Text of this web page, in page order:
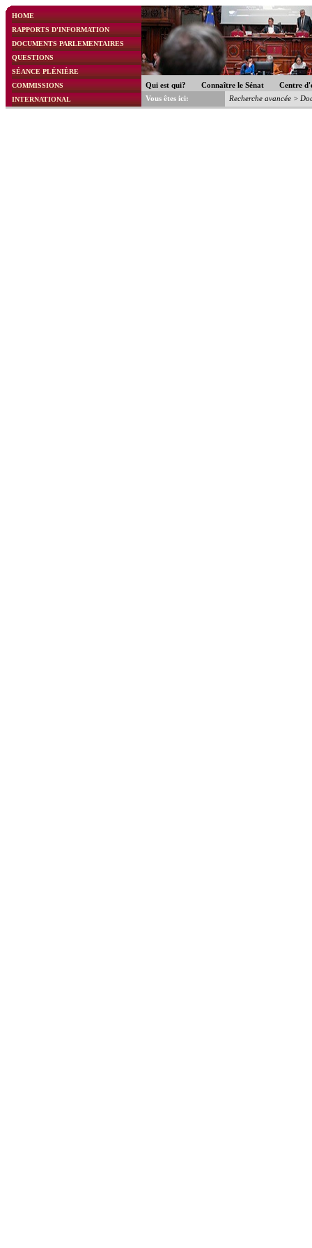
HOME
RAPPORTS D'INFORMATION
DOCUMENTS PARLEMENTAIRES
QUESTIONS
SÉANCE PLÉNIÈRE
COMMISSIONS
INTERNATIONAL
Qui est qui? Connaître le Sénat
Centre
Vous êtes ici:
Recherche avancée >